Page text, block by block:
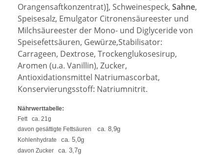
Orangensaftkonzentrat)], Schweinespeck, Sahne,
Speisesalz, Emulgator Citronensäureester und
Milchsäureester der Mono- und Diglyceride von
Speisefettsäuren, Gewürze,Stabilisator:
Carrageen, Dextrose, Trockenglukosesirup,
Aromen (u.a. Vanillin), Zucker,
Antioxidationsmittel Natriumascorbat,
Konservierungsstoff: Natriumnitrit.
Nährwerttabelle:
Fett ca. 21g
davon gesättigte Fettsäuren ca. 8,9g
Kohlenhydrate ca. 5,0g
davon Zucker ca. 3,7g